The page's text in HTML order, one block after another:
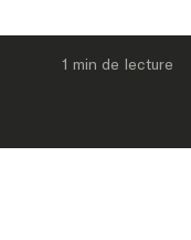
1 min de lecture